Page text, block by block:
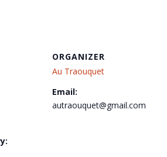
ORGANIZER
Au Traouquet
Email:
autraouquet@gmail.com